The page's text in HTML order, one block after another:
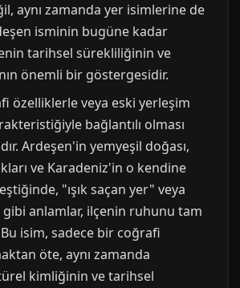
aynı zamanda yer isimlerine de
isminin bugüne kadar
tarihsel sürekliliğinin ve
önemli bir göstergesidir.
özelliklerle veya eski yerleşim
bağlantılı olması
Ardeşen'in yemyeşil doğası,
ve Karadeniz'in o kendine
"ışık saçan yer" veya
anlamlar, ilçenin ruhunu tam
Bu isim, sadece bir coğrafi
öte, aynı zamanda
kimliğinin ve tarihsel